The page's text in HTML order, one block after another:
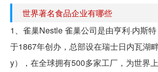
世界著名食品企业有哪些
1、雀巢Nestle 雀巢公司是由亨利·内斯特
于1867年创办，总部设在瑞士日内瓦湖
y），在全球拥有500多家工厂，为世界